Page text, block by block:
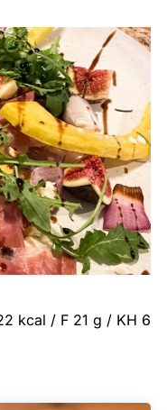
kcal / F 21 g / KH 6